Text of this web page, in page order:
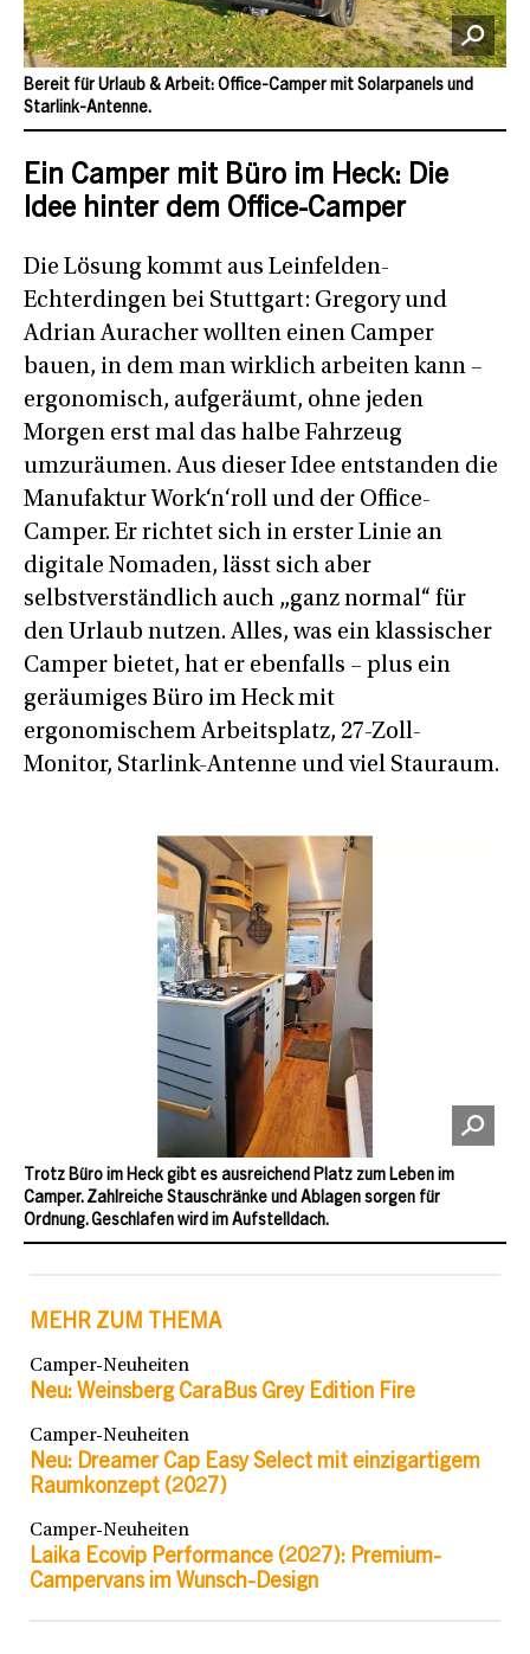
Bereit für Urlaub & Arbeit: Office-Camper mit Solarpanels und
Starlink-Antenne.
Ein Camper mit Büro im Heck: Die
Idee hinter dem Office-Camper
Die Lösung kommt aus Leinfelden-
Echterdingen bei Stuttgart: Gregory und
Adrian Auracher wollten einen Camper
bauen, in dem man wirklich arbeiten kann –
ergonomisch, aufgeräumt, ohne jeden
Morgen erst mal das halbe Fahrzeug
umzuräumen. Aus dieser Idee entstanden die
Manufaktur Work‘n‘roll und der Office-
Camper. Er richtet sich in erster Linie an
digitale Nomaden, lässt sich aber
selbstverständlich auch „ganz normal“ für
den Urlaub nutzen. Alles, was ein klassischer
Camper bietet, hat er ebenfalls – plus ein
geräumiges Büro im Heck mit
ergonomischem Arbeitsplatz, 27-Zoll-
Monitor, Starlink-Antenne und viel Stauraum.
Trotz Büro im Heck gibt es ausreichend Platz zum Leben im
Camper. Zahlreiche Stauschränke und Ablagen sorgen für
Ordnung. Geschlafen wird im Aufstelldach.
MEHR ZUM THEMA
Camper-Neuheiten
Neu: Weinsberg CaraBus Grey Edition Fire
Camper-Neuheiten
Neu: Dreamer Cap Easy Select mit einzigartigem
Raumkonzept (2027)
Camper-Neuheiten
Laika Ecovip Performance (2027): Premium-
Campervans im Wunsch-Design